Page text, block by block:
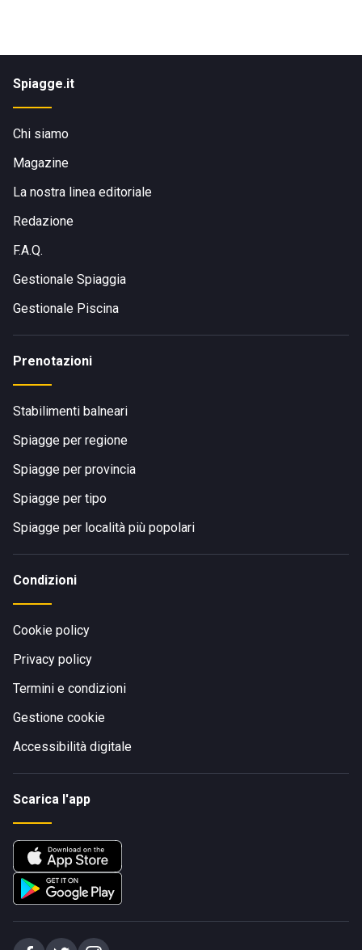
Spiagge.it
Chi siamo
Magazine
La nostra linea editoriale
Redazione
F.A.Q.
Gestionale Spiaggia
Gestionale Piscina
Prenotazioni
Stabilimenti balneari
Spiagge per regione
Spiagge per provincia
Spiagge per tipo
Spiagge per località più popolari
Condizioni
Cookie policy
Privacy policy
Termini e condizioni
Gestione cookie
Accessibilità digitale
Scarica l'app